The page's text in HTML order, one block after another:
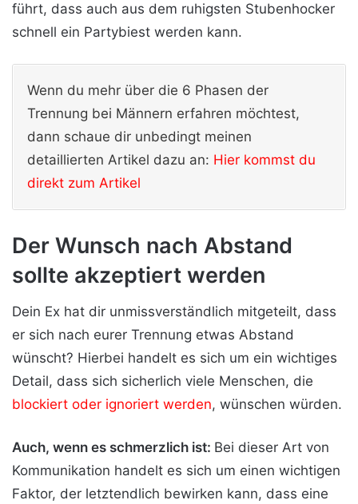
führt, dass auch aus dem ruhigsten Stubenhocker
schnell ein Partybiest werden kann.
Wenn du mehr über die 6 Phasen der
Trennung bei Männern erfahren möchtest,
dann schaue dir unbedingt meinen
detaillierten Artikel dazu an: Hier kommst du
direkt zum Artikel
Der Wunsch nach Abstand
sollte akzeptiert werden
Dein Ex hat dir unmissverständlich mitgeteilt, dass
er sich nach eurer Trennung etwas Abstand
wünscht? Hierbei handelt es sich um ein wichtiges
Detail, dass sich sicherlich viele Menschen, die
blockiert oder ignoriert werden, wünschen würden.
Auch, wenn es schmerzlich ist: Bei dieser Art von
Kommunikation handelt es sich um einen wichtigen
Faktor, der letztendlich bewirken kann, dass eine